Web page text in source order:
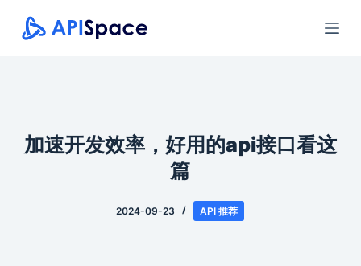
跳
过
加速开发效率，好用的api接口看这
篇
2024-09-23 API 推荐